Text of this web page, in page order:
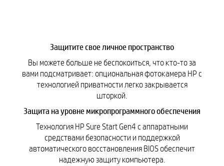
Защитите свое личное пространство
Вы можете больше не беспокоиться, что кто-то за
вами подсматривает: опциональная фотокамера HP с
технологией приватности легко закрывается
шторкой.
Защита на уровне микропрограммного обеспечения
Технология HP Sure Start Gen4 с аппаратными
средствами безопасности и поддержкой
автоматического восстановления BIOS обеспечит
надежную защиту компьютера.